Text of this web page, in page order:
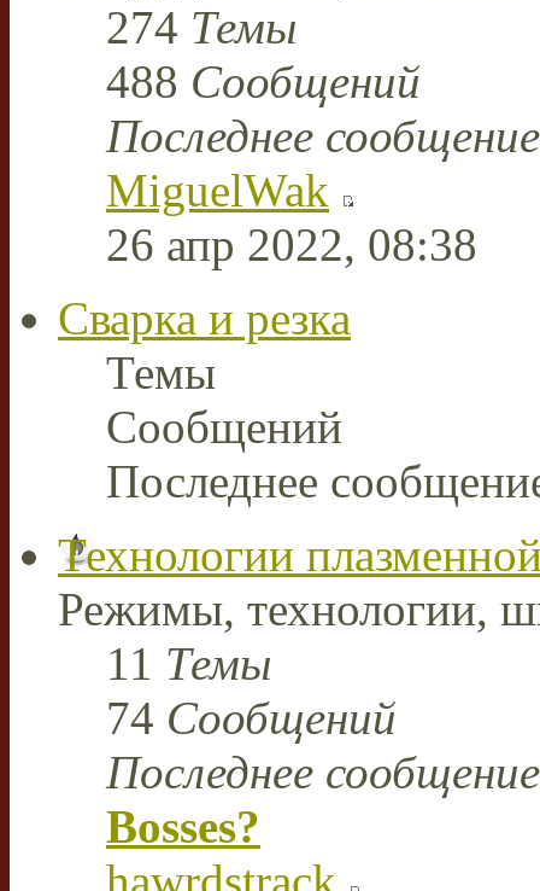
274 Темы
488 Сообщений
Последнее сообщение
MiguelWak
26 апр 2022, 08:38
Сварка и резка
Темы
Сообщений
Последнее
Технологии
Режимы, технологии,
11 Темы
74 Сообщений
Последнее сообщение
Bosses?